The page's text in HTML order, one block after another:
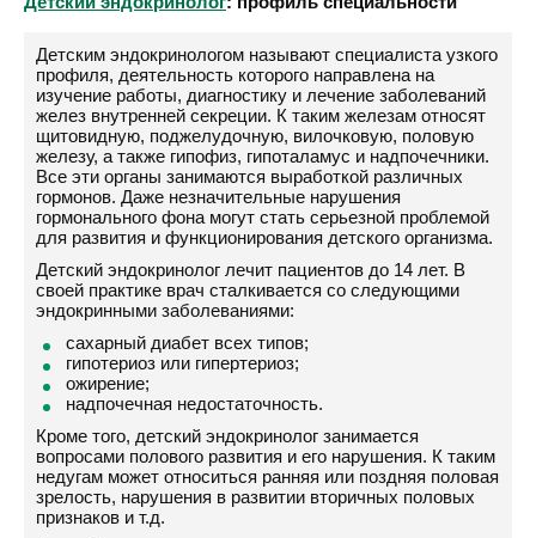
Детским эндокринологом называют специалиста узкого
профиля, деятельность которого направлена на
изучение работы, диагностику и лечение заболеваний
желез внутренней секреции. К таким железам относят
щитовидную, поджелудочную, вилочковую, половую
железу, а также гипофиз, гипоталамус и надпочечники.
Все эти органы занимаются выработкой различных
гормонов. Даже незначительные нарушения
гормонального фона могут стать серьезной проблемой
для развития и функционирования детского организма.
Детский эндокринолог лечит пациентов до 14 лет. В
своей практике врач сталкивается со следующими
эндокринными заболеваниями:
сахарный диабет всех типов;
гипотериоз или гипертериоз;
ожирение;
надпочечная недостаточность.
Кроме того, детский эндокринолог занимается
вопросами полового развития и его нарушения. К таким
недугам может относиться ранняя или поздняя половая
зрелость, нарушения в развитии вторичных половых
признаков и т.д.